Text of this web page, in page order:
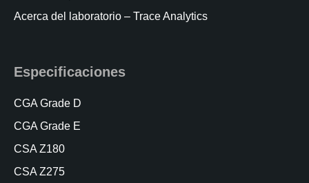
Acerca del laboratorio – Trace Analytics
Especificaciones
CGA Grade D
CGA Grade E
CSA Z180
CSA Z275